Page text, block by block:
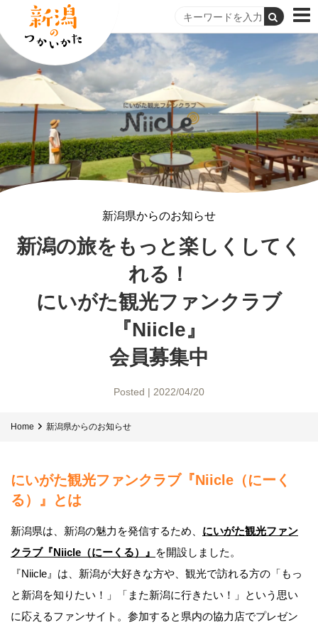
新潟県からのお知らせ
新潟の旅をもっと楽しくしてく
れる！
にいがた観光ファンクラブ
『Niicle』
会員募集中
Posted | 2022/04/20
Home 新潟県からのお知らせ
にいがた観光ファンクラブ『Niicle（にーく
る）』とは
新潟県は、新潟の魅力を発信するため、 にいがた観光ファン
クラブ『Niicle（にーくる）』 を開設しました。
『Niicle』は、新潟が大好きな方や、観光で訪れる方の「もっ
と新潟を知りたい！」「また新潟に行きたい！」という思い
に応えるファンサイト。参加すると県内の協力店でプレゼン